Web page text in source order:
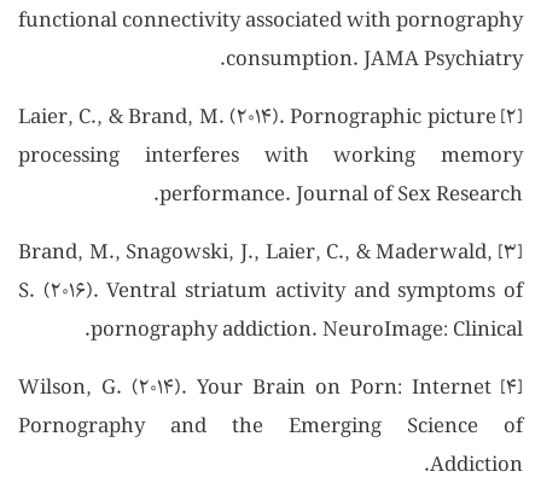
functional connectivity associated with pornography
consumption. JAMA Psychiatry.
[۲] Laier, C., & Brand, M. (۲۰۱۴). Pornographic picture
processing interferes with working memory
performance. Journal of Sex Research.
[۳] Brand, M., Snagowski, J., Laier, C., & Maderwald,
S. (۲۰۱۶). Ventral striatum activity and symptoms of
pornography addiction. NeuroImage: Clinical.
[۴] Wilson, G. (۲۰۱۴). Your Brain on Porn: Internet
Pornography and the Emerging Science of
Addiction.